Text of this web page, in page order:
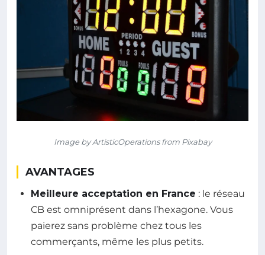
Image by ArtisticOperations from Pixabay
AVANTAGES
Meilleure acceptation en France : le réseau
CB est omniprésent dans l’hexagone. Vous
paierez sans problème chez tous les
commerçants, même les plus petits.